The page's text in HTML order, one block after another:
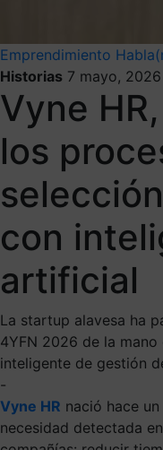
Emprendimiento
Historias 7 mayo, 2026
Vyne
los
con
artificial
La startup alavesa ha
4YFN 2026 de la
inteligente de gestión
-
Vyne HR nació hace
necesidad detectada